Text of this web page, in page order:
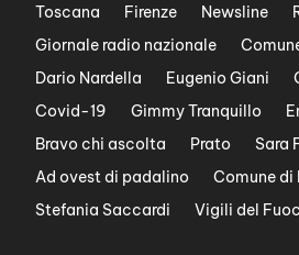
Toscana Firenze Newsline
Giornale radio nazionale
Dario Nardella
Eugenio Giani
Covid-19
Gimmy Tranquillo
Bravo chi ascolta
Prato Sara
Ad ovest di padalino
Comune di
Stefania Saccardi
Vigili del